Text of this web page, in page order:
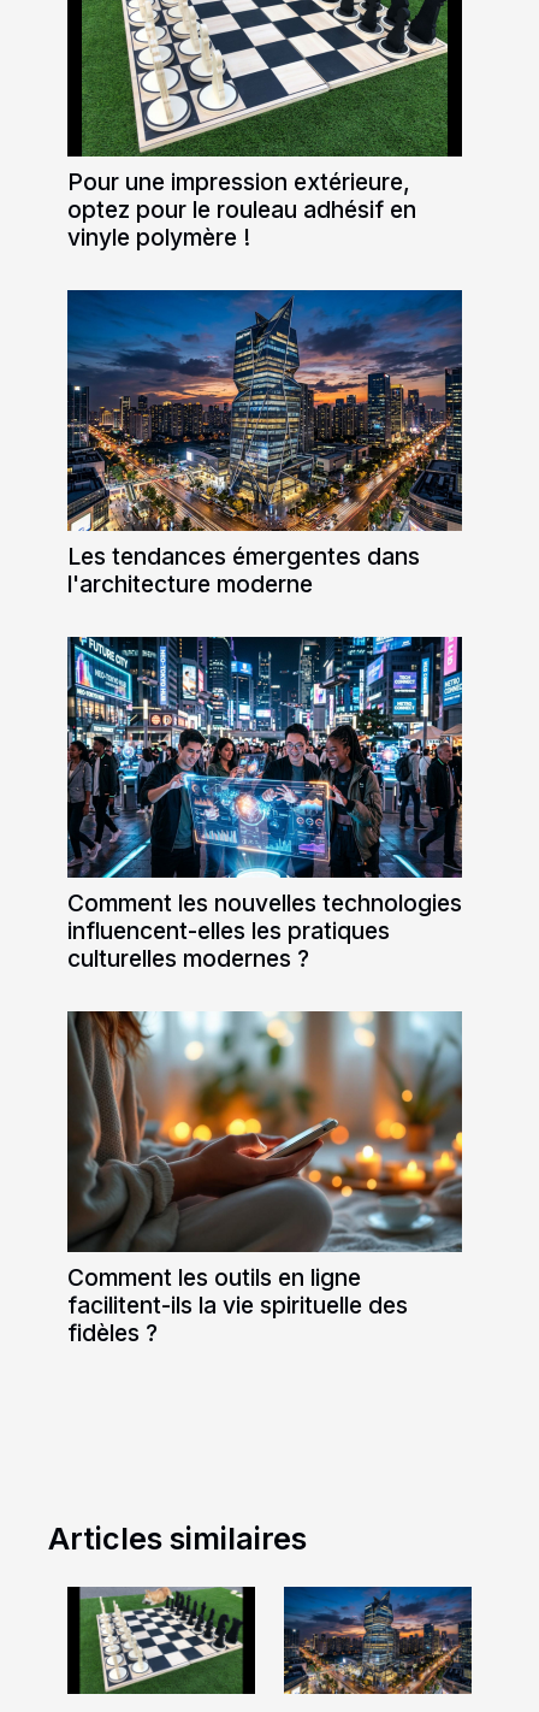
Pour une impression extérieure,
optez pour le rouleau adhésif en
vinyle polymère !
Les tendances émergentes dans
l'architecture moderne
Comment les nouvelles technologies
influencent-elles les pratiques
culturelles modernes ?
Comment les outils en ligne
facilitent-ils la vie spirituelle des
fidèles ?
Articles similaires